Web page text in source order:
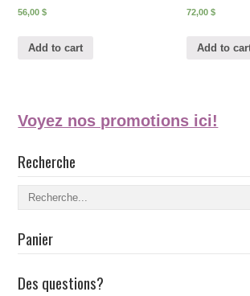
56,00$
Add to cart
72,00$
Add to
Voyez nos promotions ici!
Recherche
Panier
Des questions?